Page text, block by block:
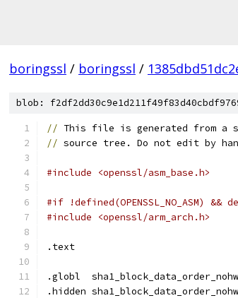
boringssl / boringssl /
blob:
// This file is generated from a
// source tree. Do not edit by
#include <openssl/asm_base.h>
#if !defined(OPENSSL_NO_ASM) &&
#include <openssl/arm_arch.h>
.text
.globl	sha1_block_data_order_nohw
.hidden	sha1_block_data_order_nohw